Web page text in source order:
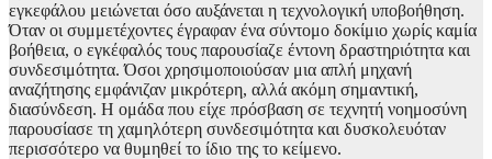
εγκεφάλου μειώνεται όσο αυξάνεται η τεχνολογική υποβοήθηση.
Όταν οι συμμετέχοντες έγραφαν ένα σύντομο δοκίμιο χωρίς καμία
βοήθεια, ο εγκέφαλός τους παρουσίαζε έντονη δραστηριότητα και
συνδεσιμότητα. Όσοι χρησιμοποιούσαν μια απλή μηχανή
αναζήτησης εμφάνιζαν μικρότερη, αλλά ακόμη σημαντική,
διασύνδεση. Η ομάδα που είχε πρόσβαση σε τεχνητή νοημοσύνη
παρουσίασε τη χαμηλότερη συνδεσιμότητα και δυσκολευόταν
περισσότερο να θυμηθεί το ίδιο της το κείμενο.